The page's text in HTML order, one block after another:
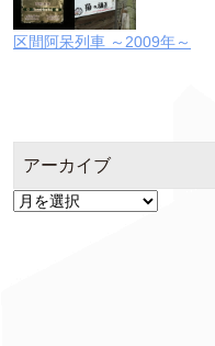
区間阿呆列車 ～2009年～
アーカイブ
ア